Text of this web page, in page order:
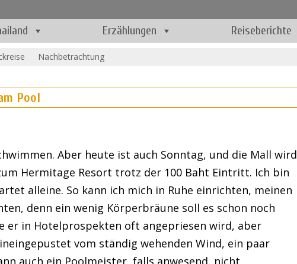
Erzählungen Reiseberichte
Nachbetrachtung
Pool
Aber heute ist auch Sonntag, und die Mall wird
Hermitage Resort trotz der 100 Baht Eintritt. Ich bin
alleine. So kann ich mich in Ruhe einrichten, meinen
denn ein wenig Körperbräune soll es schon noch
er in Hotelprospekten oft angepriesen wird, aber
vom ständig wehenden Wind, ein paar
auch ein Poolmeister, falls anwesend, nicht